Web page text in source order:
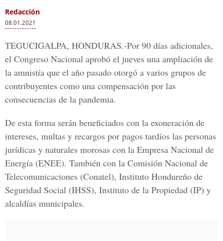
Redacción
08.01.2021
TEGUCIGALPA, HONDURAS.-Por 90 días adicionales,
el Congreso Nacional aprobó el jueves una ampliación de
la amnistía que el año pasado otorgó a varios grupos de
contribuyentes como una compensación por las
consecuencias de la pandemia.
De esta forma serán beneficiados con la exoneración de
intereses, multas y recargos por pagos tardíos las personas
jurídicas y naturales morosas con la Empresa Nacional de
Energía (ENEE). También con la Comisión Nacional de
Telecomunicaciones (Conatel), Instituto Hondureño de
Seguridad Social (IHSS), Instituto de la Propiedad (IP) y
alcaldías municipales.